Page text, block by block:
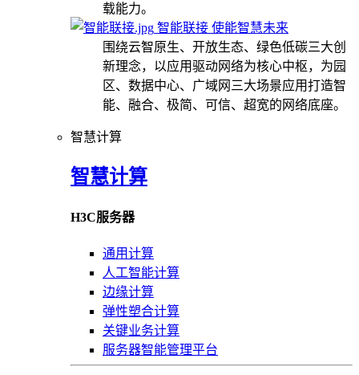
载能力。
智能联接 使能智慧未来
围绕云智原生、开放生态、绿色低碳三大创
新理念，以应用驱动网络为核心中枢，为园
区、数据中心、广域网三大场景应用打造智
能、融合、极简、可信、超宽的网络底座。
智慧计算
智慧计算
H3C服务器
通用计算
人工智能计算
边缘计算
弹性塑合计算
关键业务计算
服务器智能管理平台